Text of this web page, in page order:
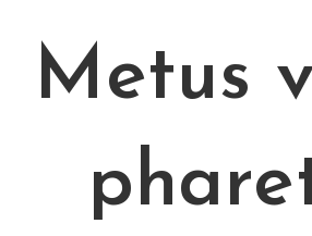
Metus